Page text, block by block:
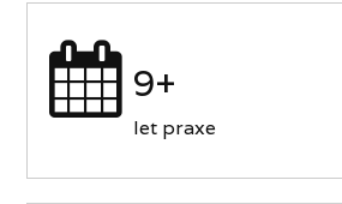
9+
let praxe